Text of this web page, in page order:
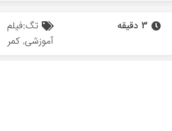
3 دقیقه تگ:فیلم
آموزشی, کمر